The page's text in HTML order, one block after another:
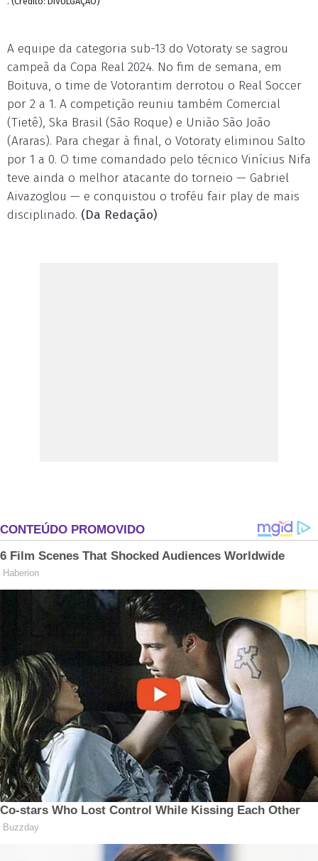
A equipe da categoria sub-13 do Votoraty se sagrou
campeã da Copa Real 2024. No fim de semana, em
Boituva, o time de Votorantim derrotou o Real Soccer
por 2 a 1. A competição reuniu também Comercial
(Tietê), Ska Brasil (São Roque) e União São João
(Araras). Para chegar à final, o Votoraty eliminou Salto
por 1 a 0. O time comandado pelo técnico Vinícius Nifa
teve ainda o melhor atacante do torneio — Gabriel
Aivazoglou — e conquistou o troféu fair play de mais
disciplinado. (Da Redação)